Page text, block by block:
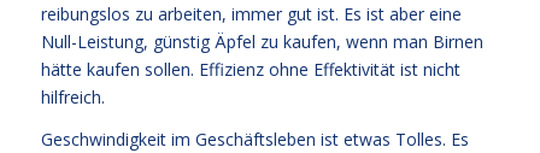
reibungslos zu arbeiten, immer gut ist. Es ist aber eine
Null-Leistung, günstig Äpfel zu kaufen, wenn man Birnen
hätte kaufen sollen. Effizienz ohne Effektivität ist nicht
hilfreich.
Geschwindigkeit im Geschäftsleben ist etwas Tolles. Es